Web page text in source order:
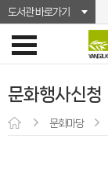
도서관 바로가기
문화행사신청
문화마당